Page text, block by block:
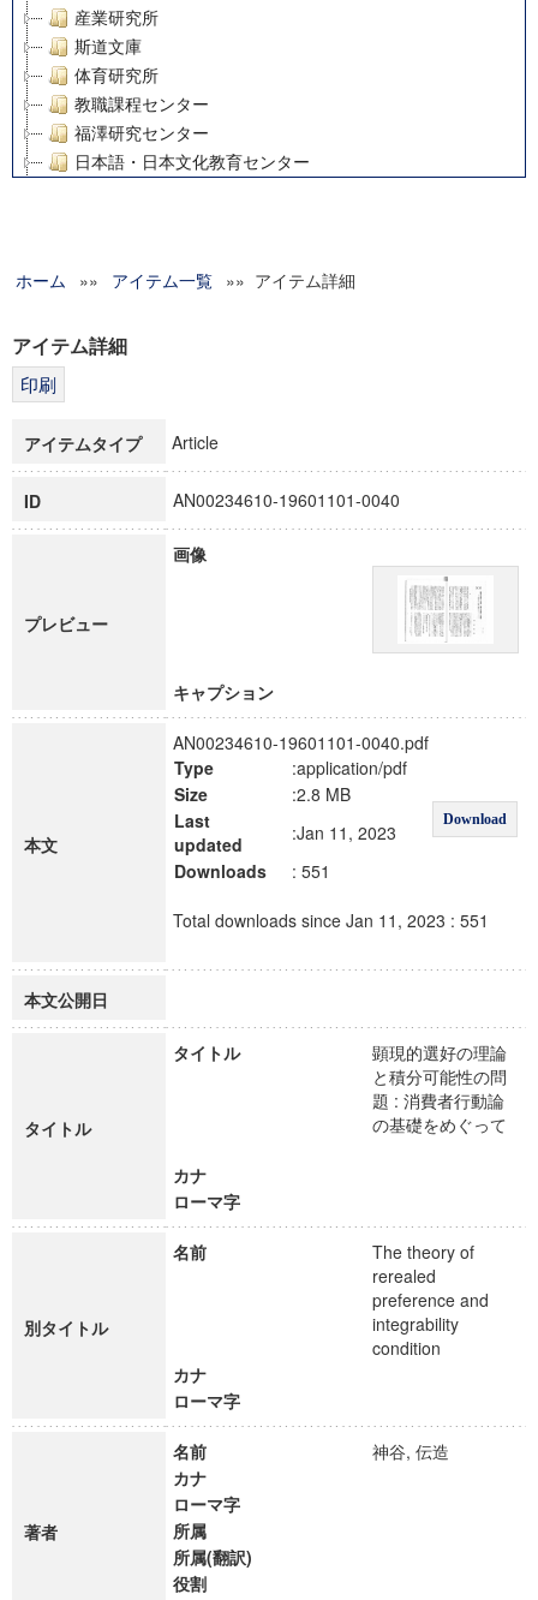
産業研究所
斯道文庫
体育研究所
教職課程センター
福澤研究センター
日本語・日本文化教育センター
グローバルリサーチインスティテュート
科学研究費補助金研究成果報告書
博士課程教育リーディングプログラム「超成熟社会発展のサ
ホーム »» アイテム一覧 »» アイテム詳細
アイテム詳細
アイテムタイプ Article
ID AN00234610-19601101-0040
プレビュー
画像
キャプション
本文
AN00234610-19601101-0040.pdf
Type
:application/pdf
Download
Size
:2.8 MB
Last
updated
:Jan 11, 2023
Downloads
: 551
Total downloads since Jan 11, 2023 : 551
本文公開日
タイトル
タイトル
顕現的選好の理論
と積分可能性の問
題 : 消費者行動論
の基礎をめぐって
カナ
ローマ字
別タイトル
名前
The theory of
rerealed
preference and
integrability
condition
カナ
ローマ字
著者
名前
神谷, 伝造
カナ
ローマ字
所属
所属(翻訳)
役割